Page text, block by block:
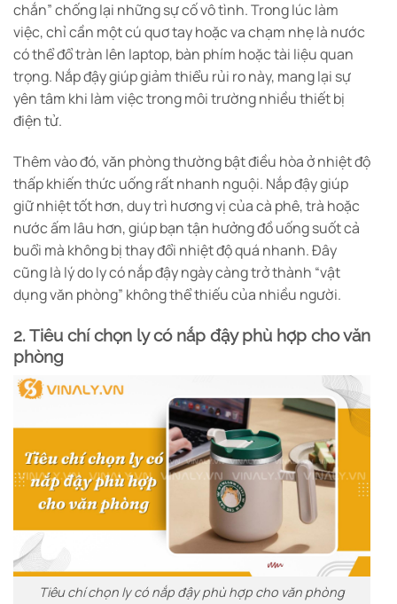
chắn” chống lại những sự cố vô tình. Trong lúc làm
việc, chỉ cần một cú quơ tay hoặc va chạm nhẹ là nước
có thể đổ tràn lên laptop, bàn phím hoặc tài liệu quan
trọng. Nắp đậy giúp giảm thiểu rủi ro này, mang lại sự
yên tâm khi làm việc trong môi trường nhiều thiết bị
điện tử.
Thêm vào đó, văn phòng thường bật điều hòa ở nhiệt độ
thấp khiến thức uống rất nhanh nguội. Nắp đậy giúp
giữ nhiệt tốt hơn, duy trì hương vị của cà phê, trà hoặc
nước ấm lâu hơn, giúp bạn tận hưởng đồ uống suốt cả
buổi mà không bị thay đổi nhiệt độ quá nhanh. Đây
cũng là lý do ly có nắp đậy ngày càng trở thành “vật
dụng văn phòng” không thể thiếu của nhiều người.
2. Tiêu chí chọn ly có nắp đậy phù hợp cho văn
phòng
Tiêu chí chọn ly có nắp đậy phù hợp cho văn phòng